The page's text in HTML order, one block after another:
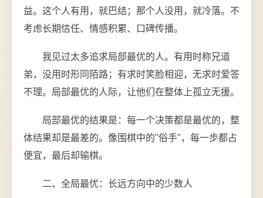
益。这个人有用，就巴结；那个人没用，就冷落。不
考虑长期信任、情感积累、口碑传播。
我见过太多追求局部最优的人。有用时称兄道
弟，没用时形同陌路；有求时笑脸相迎，无求时爱答
不理。局部最优的人际，让他们在整体上孤立无援。
局部最优的结果是：每一个决策都是最优的，整
体结果却是最差的。像围棋中的"俗手"，每一步都占
便宜，最后却输棋。
二、全局最优：长远方向中的少数人